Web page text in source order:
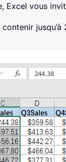
Excel vous